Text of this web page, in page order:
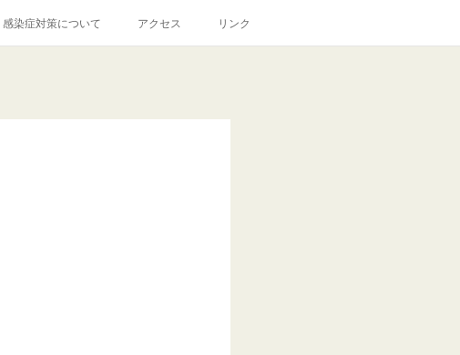
感染症対策について アクセス リンク